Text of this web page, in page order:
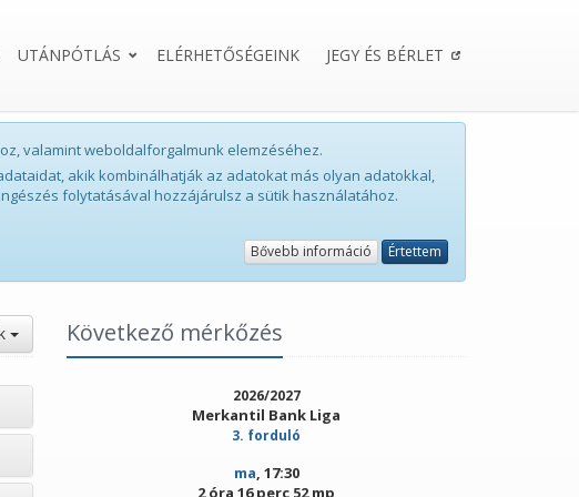
UTÁNPÓTLÁS ELÉRHETŐSÉGEINK JEGY ÉS BÉRLET
valamint weboldalforgalmunk elemzéséhez.
akik kombinálhatják az adatokat más olyan adatokkal,
folytatásával hozzájárulsz a sütik használatához.
Bővebb információ Értettem
Következő mérkőzés
2026/2027
Merkantil Bank Liga
3. forduló
ma, 17:30
2 óra 16 perc 51 mp